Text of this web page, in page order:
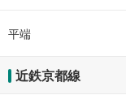
平端
近鉄京都線